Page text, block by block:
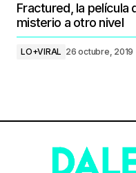
Fractured, la película
misterio a otro nivel
LO+VIRAL 26 octubre, 2019